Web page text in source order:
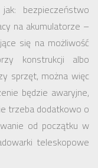
bezpieczeństwo
na akumulatorze –
się na możliwość
konstrukcji albo
sprzęt, można więc
będzie awaryjne,
trzeba dodatkowo o
od początku w
teleskopowe